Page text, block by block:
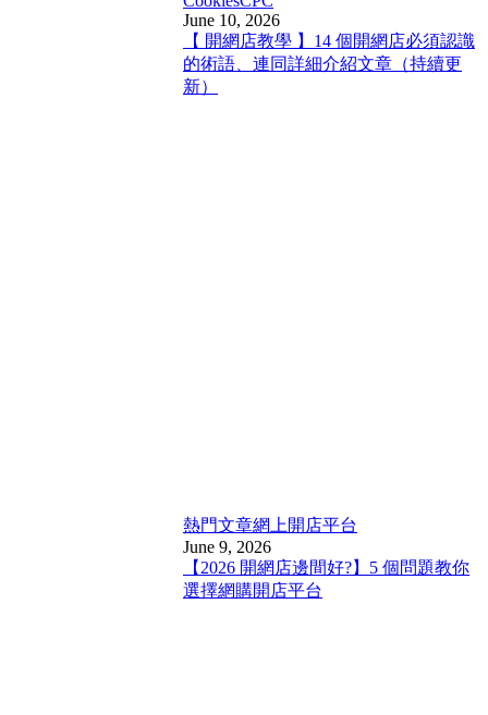
June 10, 2026
【 開網店教學 】14 個開網店必須認識
的術語、連同詳細介紹文章（持續更
新）
熱門文章網上開店平台
June 9, 2026
【2026 開網店邊間好?】5 個問題教你
選擇網購開店平台